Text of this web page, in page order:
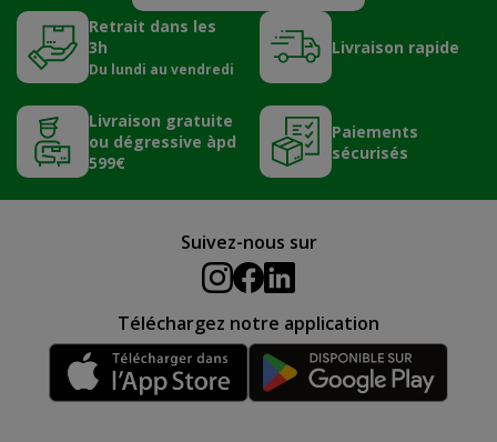
Retrait dans les
3h
Du lundi au vendredi
Livraison rapide
Livraison gratuite
ou dégressive àpd
599€
Paiements
sécurisés
Suivez-nous sur
Téléchargez notre application